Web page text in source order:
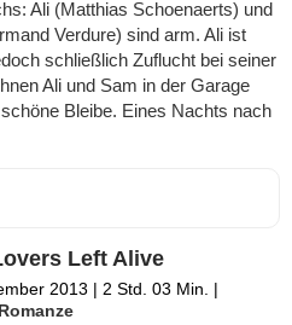
Ali (Matthias Schoenaerts) und
Verdure) sind arm. Ali ist
schließlich Zuflucht bei seiner
Ali und Sam in der Garage
Bleibe. Eines Nachts nach
Left Alive
2013 | 2 Std. 03 Min. |
Romanze